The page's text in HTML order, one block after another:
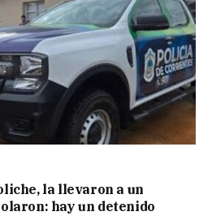
la llevaron a un
hay un detenido